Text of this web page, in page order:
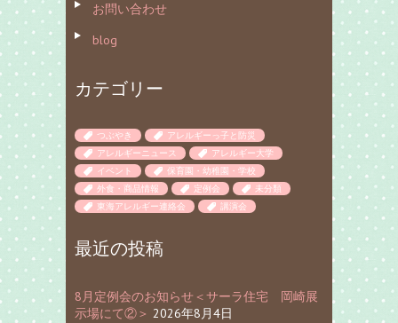
お問い合わせ
blog
カテゴリー
つぶやき
アレルギーっ子と防災
アレルギーニュース
アレルギー大学
イベント
保育園・幼稚園・学校
外食・商品情報
定例会
未分類
東海アレルギー連絡会
講演会
最近の投稿
8月定例会のお知らせ＜サーラ住宅 岡崎展
示場にて②＞ 2026年8月4日